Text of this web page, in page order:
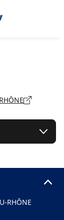
RHÔNE